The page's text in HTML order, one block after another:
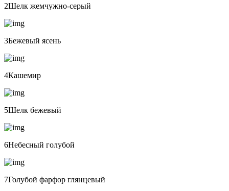
2Шелк жемчужно-серый
3Бежевый ясень
4Кашемир
5Шелк бежевый
6Небесный голубой
7Голубой фарфор глянцевый